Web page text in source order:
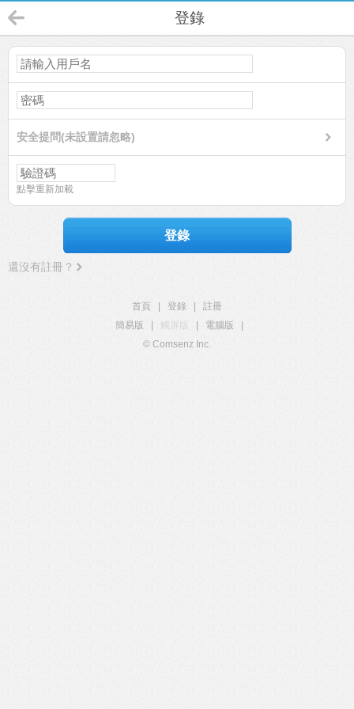
登錄
安全提問(未設置請忽略)
點擊重新加載
登錄
還沒有註冊？
首頁 登錄
註冊
簡易版
觸屏版 電腦版
© Comsenz Inc.